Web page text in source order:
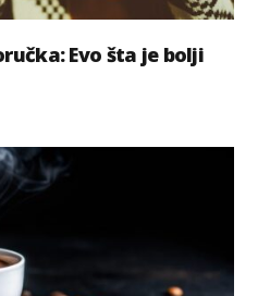
Evo šta je bolji